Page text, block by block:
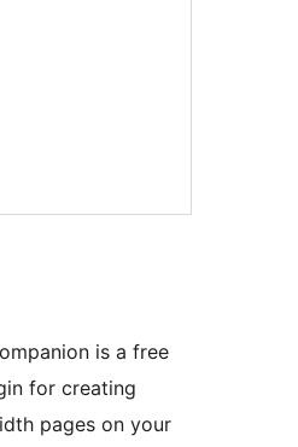
is a free
for creating
pages on your